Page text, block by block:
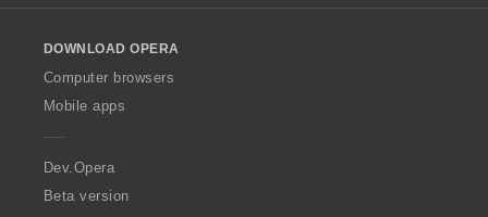
w
O
p
a
DOWNLOAD OPERA
Computer browsers
Mobile apps
Dev.Opera
Beta version